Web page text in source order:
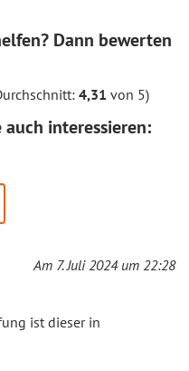
Dann bewerten
4,31 von 5)
auch interessieren:
Am 7. Juli 2024 um 22:28
ist dieser in